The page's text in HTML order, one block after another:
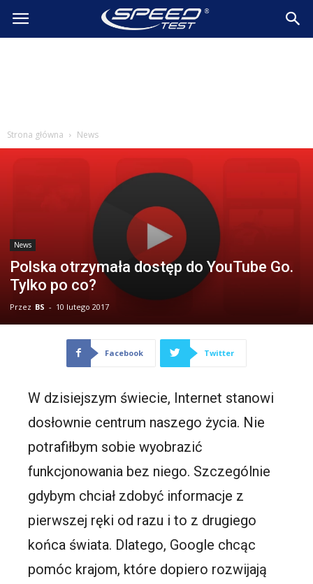
SpeedTest.pl
Strona główna News
News
Polska otrzymała dostęp do YouTube Go.
Tylko po co?
Przez BS - 10 lutego 2017
Facebook Twitter
W dzisiejszym świecie, Internet stanowi
dosłownie centrum naszego życia. Nie
potrafiłbym sobie wyobrazić
funkcjonowania bez niego. Szczególnie
gdybym chciał zdobyć informacje z
pierwszej ręki od razu i to z drugiego
końca świata. Dlatego, Google chcąc
pomóc krajom, które dopiero rozwijają